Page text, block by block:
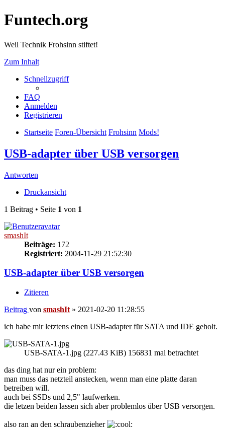
Funtech.org
Weil Technik Frohsinn stiftet!
Zum Inhalt
Schnellzugriff
FAQ
Anmelden
Registrieren
Startseite Foren-Übersicht Frohsinn Mods!
USB-adapter über USB versorgen
Antworten
Druckansicht
1 Beitrag • Seite 1 von 1
smashIt
Beiträge: 172
Registriert: 2004-11-29 21:52:30
USB-adapter über USB versorgen
Zitieren
Beitrag von smashIt » 2021-02-20 11:28:55
ich habe mir letztens einen USB-adapter für SATA und IDE geholt.
USB-SATA-1.jpg (227.43 KiB) 156831 mal betrachtet
das ding hat nur ein problem:
man muss das netzteil anstecken, wenn man eine platte daran
betreiben will.
auch bei SSDs und 2,5" laufwerken.
die letzen beiden lassen sich aber problemlos über USB versorgen.
also ran an den schraubenzieher